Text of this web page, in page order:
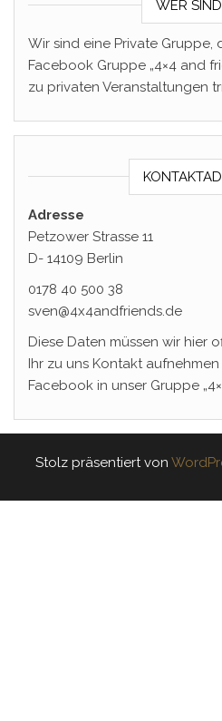
WER
Wir sind eine Private Gruppe,
Facebook Gruppe „4×4 and
zu privaten Veranstaltungen
Adresse
Petzower Strasse 11
D- 14109 Berlin
0178 40 500 38
sven@4x4andfriends.de
Diese Daten müssen wir hier
Ihr zu uns Kontakt
Facebook in unser Gruppe
Stolz präsentiert von